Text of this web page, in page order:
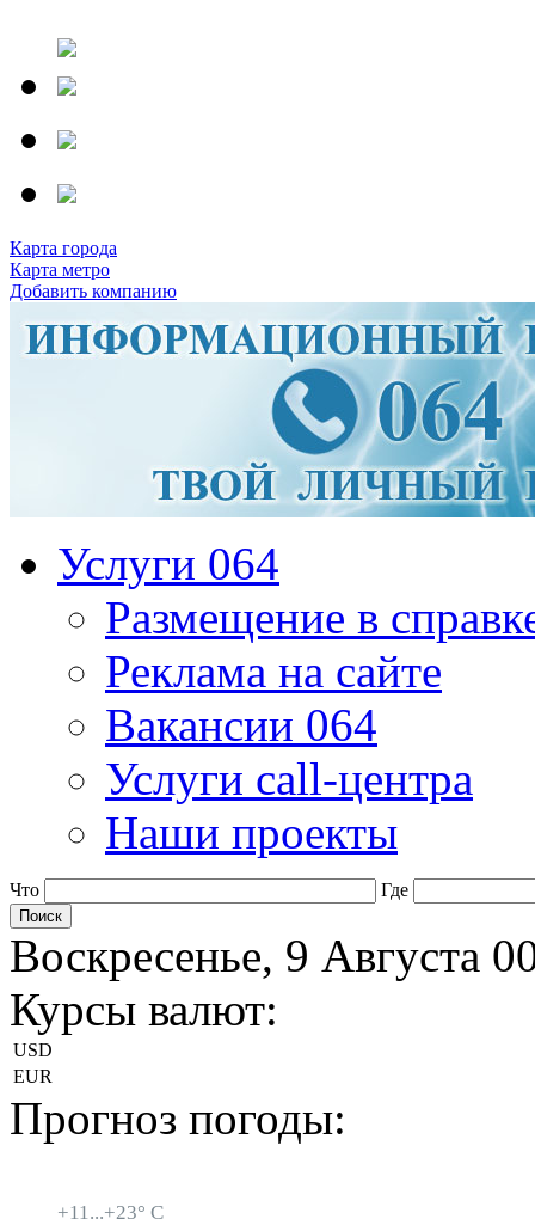
Карта города
Карта метро
Добавить компанию
Услуги 064
Размещение в
Реклама на сайте
Вакансии 064
Услуги call-центра
Наши проекты
Что Где
Воскресенье, 9 Августа
Курсы валют:
USD
EUR
Прогноз погоды:
+11...+23° C